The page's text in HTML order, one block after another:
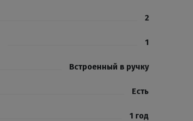
2
1
Встроенный в ручку
Есть
1 год